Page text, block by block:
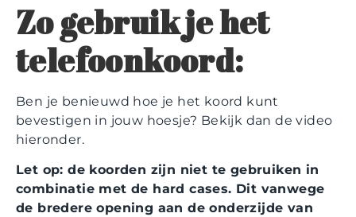
Zo gebruik je het
telefoonkoord:
Ben je benieuwd hoe je het koord kunt
bevestigen in jouw hoesje? Bekijk dan de video
hieronder.
Let op: de koorden zijn niet te gebruiken in
combinatie met de hard cases. Dit vanwege
de bredere opening aan de onderzijde van